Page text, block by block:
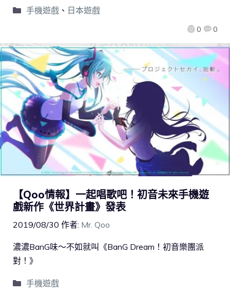
0 0
手機遊戲、 日本遊戲
【Qoo情報】一起唱歌吧！初音未來手機遊
戲新作《世界計畫》發表
2019/08/30 作者: Mr. Qoo
濃濃BanG味～不如就叫《BanG Dream！初音樂團派
對！》
手機遊戲